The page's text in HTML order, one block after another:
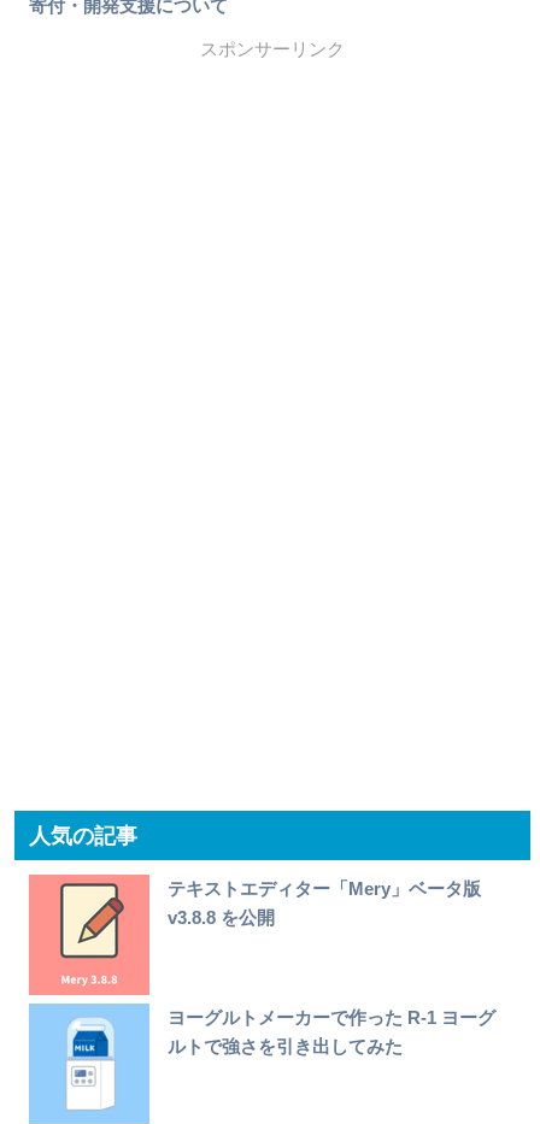
寄付・開発支援について
スポンサーリンク
人気の記事
テキストエディター「Mery」ベータ版
v3.8.8 を公開
ヨーグルトメーカーで作った R-1 ヨーグ
ルトで強さを引き出してみた